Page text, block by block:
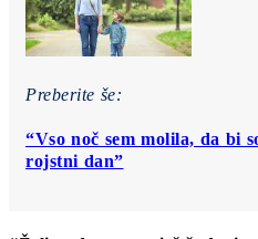
Preberite še:
“Vso noč sem molila, da bi
rojstni dan”